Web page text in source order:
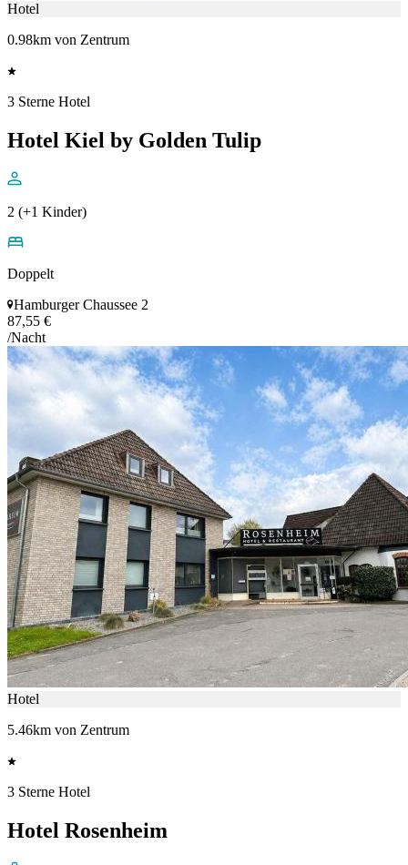
Hotel
0.98km von Zentrum
3 Sterne Hotel
Hotel Kiel by Golden Tulip
2 (+1 Kinder)
Doppelt
Hamburger Chaussee 2
87,55 €
/Nacht
Hotel
5.46km von Zentrum
3 Sterne Hotel
Hotel Rosenheim